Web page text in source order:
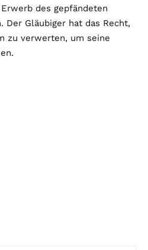
des gepfändeten
Der Gläubiger hat das Recht,
zu verwerten, um seine